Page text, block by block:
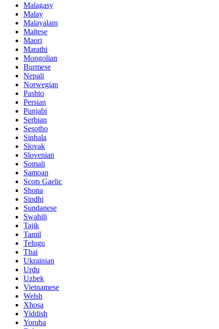
Malagasy
Malay
Malayalam
Maltese
Maori
Marathi
Mongolian
Burmese
Nepali
Norwegian
Pashto
Persian
Punjabi
Serbian
Sesotho
Sinhala
Slovak
Slovenian
Somali
Samoan
Scots Gaelic
Shona
Sindhi
Sundanese
Swahili
Tajik
Tamil
Telugu
Thai
Ukrainian
Urdu
Uzbek
Vietnamese
Welsh
Xhosa
Yiddish
Yoruba